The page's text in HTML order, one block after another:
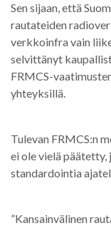
Sen sijaan, että
rautateiden
verkkoinfra vain
selvittänyt
FRMCS-
yhteyksillä.
Tulevan FRMCS:n
ei ole vielä
standardointia
”Kansainvälinen